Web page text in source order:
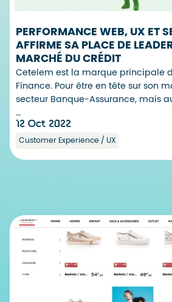
PERFORMANCE WEB, UX ET
AFFIRME SA PLACE DE
MARCHÉ DU CRÉDIT
Cetelem est la marque principale
Finance. Pour être en tête sur son
secteur Banque-Assurance, mais
…
12 Oct 2022
Customer Experience / UX